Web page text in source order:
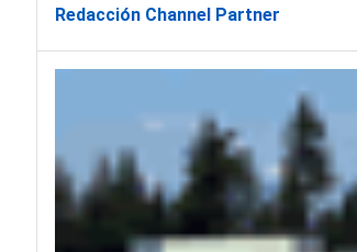
Redacción Channel Partner